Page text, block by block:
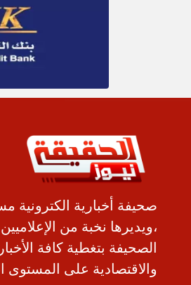
صحيفة أخبارية الكترونية
،ويديرها نخبة من
الصحيفة بتغطية كافة
والاقتصادية على المستوى